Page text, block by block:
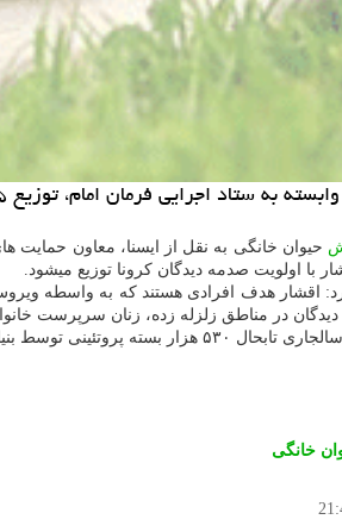
توزیع ۲۵ هزار بسته پروتئینی گوشت مرغ در میان اقشار محروم و صدمه دیده از ویروس کرونا شروع شد.
با اولویت صدمه دیدگان کرونا توزیع میشود.
اقشار هدف افرادی هستند که به واسطه
در مناطق زلزله زده، زنان سرپرست
احسان بین اقشار کم برخوردار توزیع شده است.
خانگی